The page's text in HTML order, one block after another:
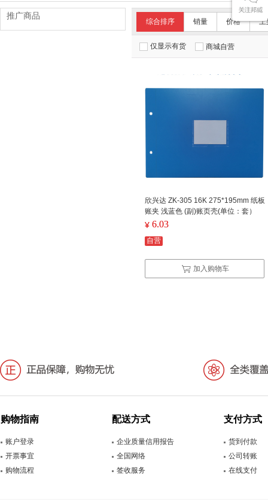
综合排序 销量 价格 上
仅显示有货 商城自营
欣兴达 ZK-305 16K 275*195mm 纸板
账夹 浅蓝色 (副)账页壳(单位：套）
¥ 6.03
自营
加入购物车
推广商品
购物指南
账户登录
开票事宜
购物流程
配送方式
企业质量信用报告
全国网络
签收服务
支付方式
货到付款
公司转账
在线支付